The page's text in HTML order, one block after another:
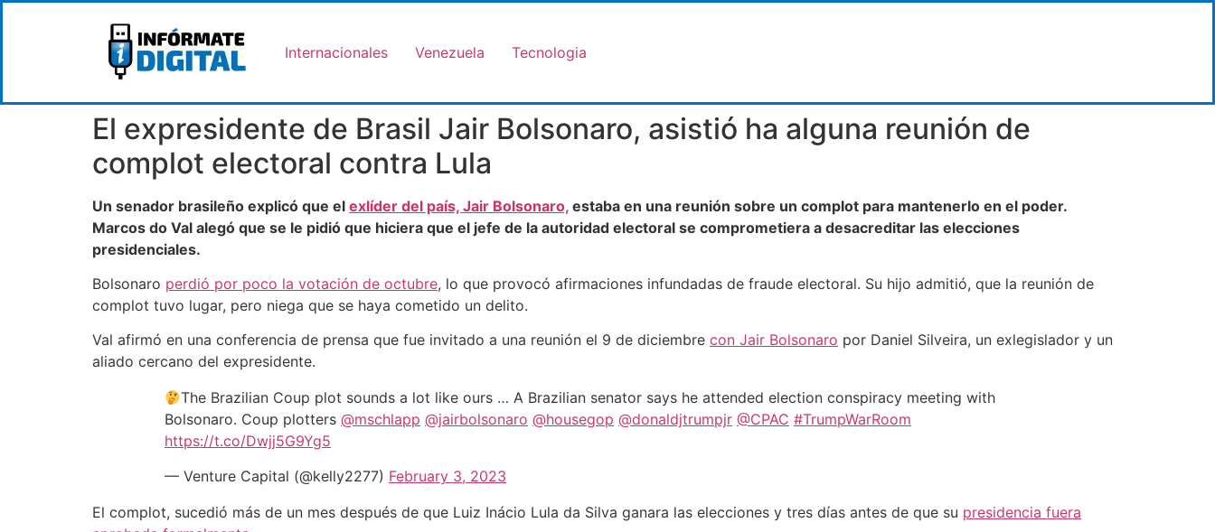
Internacionales Venezuela Tecnologia
El expresidente de Brasil Jair Bolsonaro, asistió ha alguna reunión de
complot electoral contra Lula
Un senador brasileño explicó que el exlíder del país, Jair Bolsonaro, estaba en una reunión sobre un complot para mantenerlo en el poder.
Marcos do Val alegó que se le pidió que hiciera que el jefe de la autoridad electoral se comprometiera a desacreditar las elecciones
presidenciales.
Bolsonaro perdió por poco la votación de octubre, lo que provocó afirmaciones infundadas de fraude electoral. Su hijo admitió, que la reunión de
complot tuvo lugar, pero niega que se haya cometido un delito.
Val afirmó en una conferencia de prensa que fue invitado a una reunión el 9 de diciembre con Jair Bolsonaro por Daniel Silveira, un exlegislador y un
aliado cercano del expresidente.
The Brazilian Coup plot sounds a lot like ours … A Brazilian senator says he attended election conspiracy meeting with
Bolsonaro. Coup plotters ⁦ @mschlapp @jairbolsonaro @housegop @donaldjtrumpjr @CPAC #TrumpWarRoom
https://t.co/Dwjj5G9Yg5
— Venture Capital (@kelly2277) February 3, 2023
El complot, sucedió más de un mes después de que Luiz Inácio Lula da Silva ganara las elecciones y tres días antes de que su presidencia fuera